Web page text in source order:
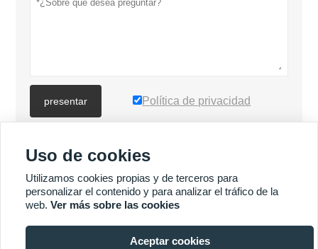
presentar Política de privacidad
MÁS PRODUCTOS
MÁS SERVICIOS
Uso de cookies
Utilizamos cookies propias y de terceros para
personalizar el contenido y para analizar el tráfico de la
web. Ver más sobre las cookies
Aceptar cookies